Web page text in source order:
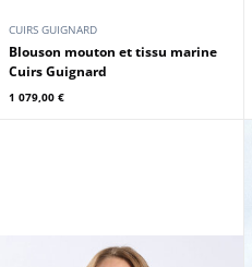
CUIRS GUIGNARD
Blouson mouton et tissu marine
Cuirs Guignard
1 079,00 €